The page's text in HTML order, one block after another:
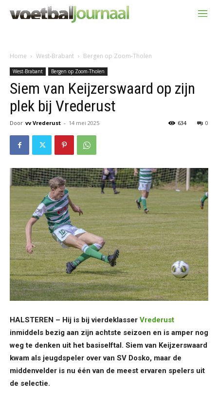
Home West-Brabant Bergen op Zoom-Tholen
West-Brabant Bergen op Zoom-Tholen
Siem van Keijzerswaard op zijn
plek bij Vrederust
Door vv Vrederust - 14 mei 2025 0
634
HALSTEREN – Hij is bij vierdeklasser Vrederust
inmiddels bezig aan zijn achtste seizoen en is amper nog
weg te denken uit het basiselftal. Siem van Keijzerswaard
kwam als jeugdspeler over van SV Dosko, maar de
middenvelder is nu één van de meest ervaren spelers uit
de selectie.